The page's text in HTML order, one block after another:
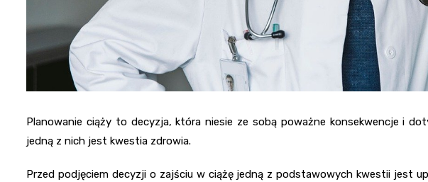
Planowanie ciąży to decyzja, która niesie ze sobą poważne konsekwencje i
jedną z nich jest kwestia zdrowia.
Przed podjęciem decyzji o zajściu w ciążę jedną z podstawowych kwestii jest